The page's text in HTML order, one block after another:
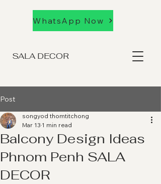
SALA DECOR
WhatsApp Now
Post
Balcony Design Ideas
Phnom Penh SALA
DECOR
songyod thomtitchong
Mar 13 1 min read